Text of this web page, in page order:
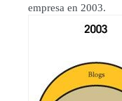
empresa en 2003.